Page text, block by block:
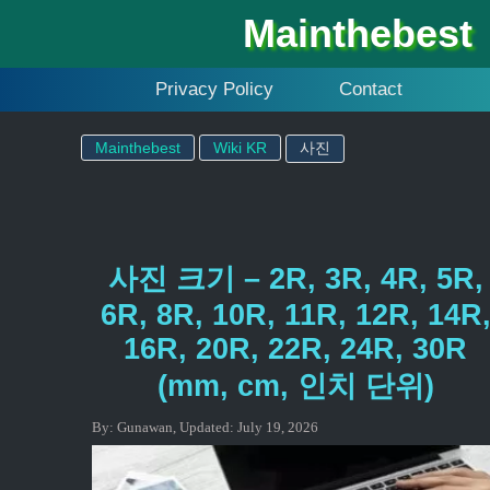
Mainthebest
Privacy Policy Contact
Mainthebest Wiki KR 사진
사진 크기 – 2R, 3R, 4R, 5R,
6R, 8R, 10R, 11R, 12R, 14R,
16R, 20R, 22R, 24R, 30R
(mm, cm, 인치 단위)
By: Gunawan, Updated: July 19, 2026